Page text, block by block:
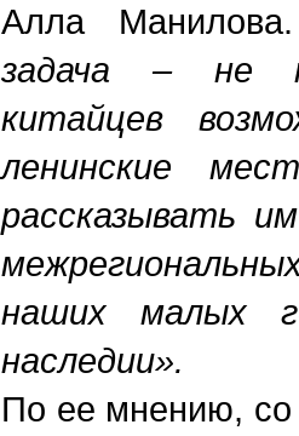
Алла
задача – не
китайцев
ленинские
рассказывать
наших малых
наследии».
По ее мнению, со